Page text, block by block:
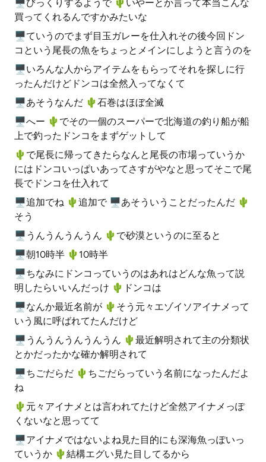
🖥びっくりするようで 🌵️いやーとか言って本当こんな
買ってくれるんですかみたいな
🖥ていうのでまず目玉ガレーを仕入れその後今回ドン
コという尾長の魚をちょっとメインにしようと言うのを
🖥いろんな人からアイテムをもらってそれを探しに行
ったんだけどドンコは全然入ってなくて
🖥あそうなんだ 🌵️石巻はほぼ全滅
🖥へー 🌵️でその一個のスーパーで北海道の釣り船が船
上で釣ったドンコをまずゲットして
🌵️で尾長に帰ってきたらなんと尾長の市場っていうか
にはドンコいっぱいあってさすがやなと思ってそこで尾
長でドンコを仕入れて
🖥追加でね 🌵️追加で 🖥あそういうことだったんだ 🌵️
そう
🖥うんうんうんうん 🌵️で砂漠というのに至ると
🖥朝10時半 🌵️10時半
🖥ちなみにドンコっていうのはあれはどんな魚って説
明したらいいんだっけ 🌵️ドンコは
🖥なんか最近名前が 🌵️そう元々エゾイソアイナメって
いう風に呼ばれてたんだけど
🖥うんうんうんうんうん 🌵️最近解明されて主の分類状
とかだったかな確か解明されて
🖥ちごだらだ 🌵️ちごだらっていう名前になったんだよ
ね
🌵️元々アイナメとは言われてたけど全然アイナメっぽ
くないなと思ってて
🖥アイナメではないよね見た目的にも深海魚っぽいっ
ていうか 🌵️結構エグい見た目してるから